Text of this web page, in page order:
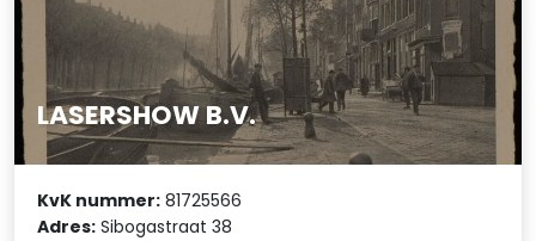
LASERSHOW B.V.
KvK nummer: 81725566
Adres: Sibogastraat 38